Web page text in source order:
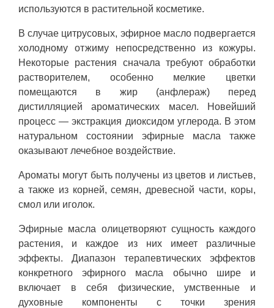
используются в растительной косметике.
В случае цитрусовых, эфирное масло подвергается
холодному отжиму непосредственно из кожуры.
Некоторые растения сначала требуют обработки
растворителем, особенно мелкие цветки
помещаются в жир (анфлераж) перед
дистилляцией ароматических масел. Новейший
процесс — экстракция диоксидом углерода. В этом
натуральном состоянии эфирные масла также
оказывают лечебное воздействие.
Ароматы могут быть получены из цветов и листьев,
а также из корней, семян, древесной части, коры,
смол или иголок.
Эфирные масла олицетворяют сущность каждого
растения, и каждое из них имеет различные
эффекты. Диапазон терапевтических эффектов
конкретного эфирного масла обычно шире и
включает в себя физические, умственные и
духовные компоненты с точки зрения